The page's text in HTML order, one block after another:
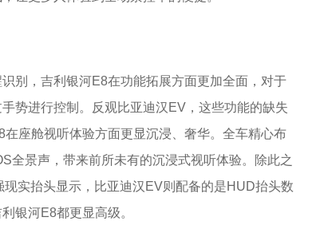
别，吉利银河E8在功能拓展方面更加全面，对于
势进行控制。反观比亚迪汉EV，这些功能的缺失
座舱视听体验方面更显沉浸、奢华。全车精心布
全景声，带来前所未有的沉浸式视听体验。除此之
实抬头显示，比亚迪汉EV则配备的是HUD抬头数
银河E8都更显高级。